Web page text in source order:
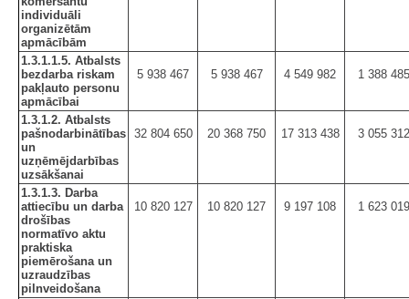
individuāli
organizētām
apmācībām
1.3.1.1.5. Atbalsts
bezdarba riskam
pakļauto personu
apmācībai
5 938 467 5 938 467 4 549 982 1 388 485
1.3.1.2. Atbalsts
pašnodarbinātības
un
uzņēmējdarbības
uzsākšanai
32 804 650 20 368 750 17 313 438 3 055 312
1.3.1.3. Darba
attiecību un darba
drošības
normatīvo aktu
praktiska
piemērošana un
uzraudzības
pilnveidošana
10 820 127 10 820 127 9 197 108 1 623 019